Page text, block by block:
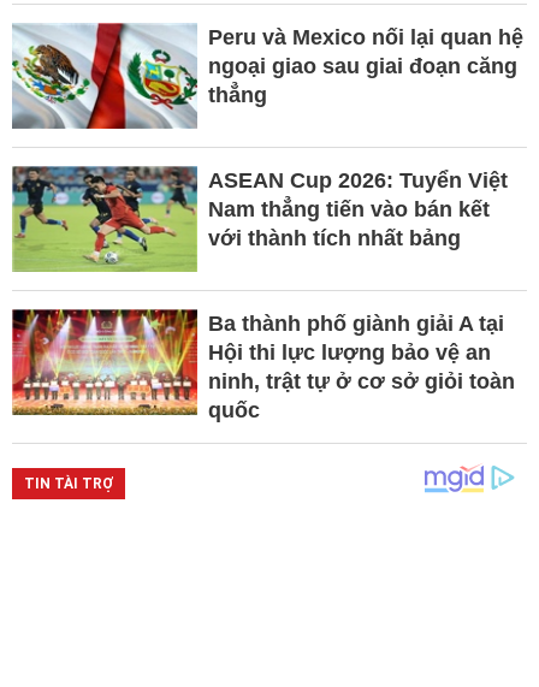
Peru và Mexico nối lại quan hệ
ngoại giao sau giai đoạn căng
thẳng
ASEAN Cup 2026: Tuyển Việt
Nam thẳng tiến vào bán kết
với thành tích nhất bảng
Ba thành phố giành giải A tại
Hội thi lực lượng bảo vệ an
ninh, trật tự ở cơ sở giỏi toàn
quốc